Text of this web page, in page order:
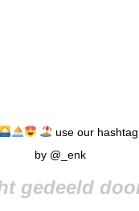
use our
by @_enk
gedeeld